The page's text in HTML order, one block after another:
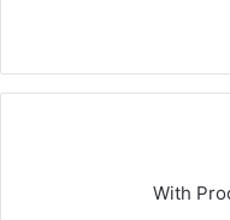
With